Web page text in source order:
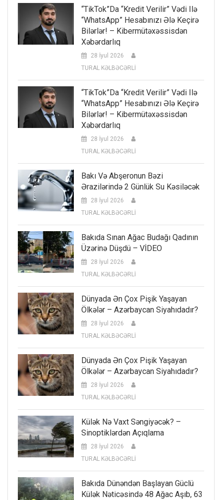
“TikTok”da “kredit Verilir” Vədi Ilə
“WhatsApp” Hesabınızı Ələ Keçirə
Bilərlər! – Kibermütəxəssisdən
Xəbərdarlıq
28 İyul 2026
TURAL KƏLBƏCƏRLİ
“TikTok”da “kredit Verilir” Vədi Ilə
“WhatsApp” Hesabınızı Ələ Keçirə
Bilərlər! – Kibermütəxəssisdən
Xəbərdarlıq
28 İyul 2026
TURAL KƏLBƏCƏRLİ
Bakı Və Abşeronun Bəzi
Ərazilərində 2 Günlük Su Kəsiləcək
28 İyul 2026
TURAL KƏLBƏCƏRLİ
Bakıda Sınan Ağac Budağı Qadının
Üzərinə Düşdü – VİDEO
28 İyul 2026
TURAL KƏLBƏCƏRLİ
Dünyada Ən Çox Pişik Yaşayan
Ölkələr – Azərbaycan Siyahıdadır?
28 İyul 2026
TURAL KƏLBƏCƏRLİ
Dünyada Ən Çox Pişik Yaşayan
Ölkələr – Azərbaycan Siyahıdadır?
28 İyul 2026
TURAL KƏLBƏCƏRLİ
Külək Nə Vaxt Səngiyəcək? –
Sinoptiklərdən Açıqlama
28 İyul 2026
TURAL KƏLBƏCƏRLİ
Bakıda Dünəndən Başlayan Güclü
Külək Nəticəsində 48 Ağac Aşıb, 63